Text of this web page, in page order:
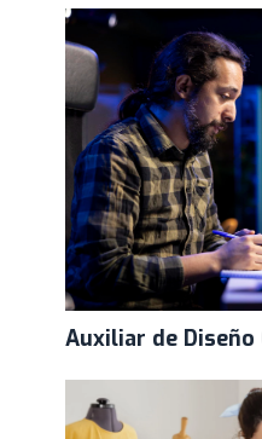
Auxiliar de